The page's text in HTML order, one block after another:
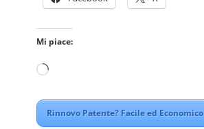
Mi piace:
Caricamento
corso…
Rinnovo Patente? Facile ed Economico